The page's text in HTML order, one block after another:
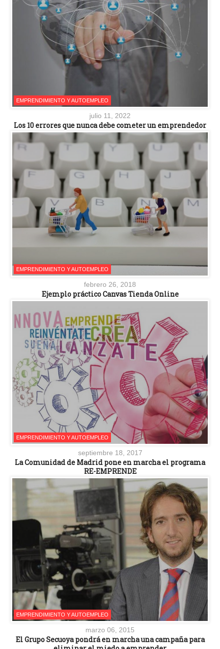
EMPRENDIMIENTO Y AUTOEMPLEO
julio 11, 2022
Los 10 errores que nunca debe cometer un emprendedor
EMPRENDIMIENTO Y AUTOEMPLEO
febrero 26, 2018
Ejemplo práctico Canvas Tienda Online
EMPRENDIMIENTO Y AUTOEMPLEO
septiembre 18, 2017
La Comunidad de Madrid pone en marcha el programa
RE-EMPRENDE
EMPRENDIMIENTO Y AUTOEMPLEO
marzo 06, 2015
El Grupo Secuoya pondrá en marcha una campaña para